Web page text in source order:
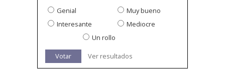
Genial
Muy bueno
Interesante
Mediocre
Un rollo
Votar Ver resultados